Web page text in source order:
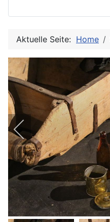
Aktuelle Seite: Home